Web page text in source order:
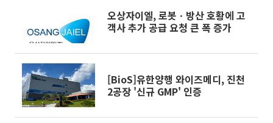
오상자이엘, 로봇ㆍ방산 호황에 고
객사 추가 공급 요청 큰 폭 증가
[BioS]유한양행 와이즈메디, 진천
2공장 '신규 GMP' 인증